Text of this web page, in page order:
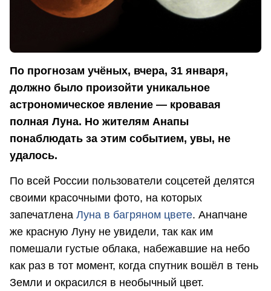
По прогнозам учёных, вчера, 31 января,
должно было произойти уникальное
астрономическое явление — кровавая
полная Луна. Но жителям Анапы
понаблюдать за этим событием, увы, не
удалось.
По всей России пользователи соцсетей делятся
своими красочными фото, на которых
запечатлена Луна в багряном цвете. Анапчане
же красную Луну не увидели, так как им
помешали густые облака, набежавшие на небо
как раз в тот момент, когда спутник вошёл в тень
Земли и окрасился в необычный цвет.